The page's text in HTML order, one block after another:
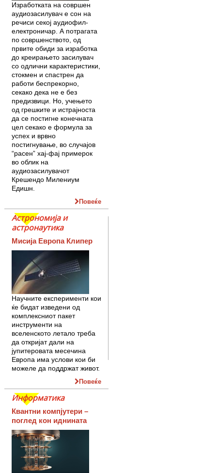
Изработката на совршен
аудиозасилувач е сон на
речиси секој аудиофил-
електроничар. А потрагата
по совршенството, од
првите обиди за изработка
до креирањето засилувач
со одлични карактеристики,
стокмен и спастрен да
работи беспрекорно,
секако дека не е без
предизвици. Но, учењето
од грешките и истрајноста
да се постигне конечната
цел секако е формула за
успех и врвно
постигнување, во случајов
“расен” хај-фај примерок
во облик на
аудиозасилувачот
Крешендо Милениум
Едишн.
Повеќе
Астрономија и
астронаутика
Мисија Европа Клипер
Научните експерименти кои
ќе бидат изведени од
комплексниот пакет
инструменти на
вселенското летало треба
да откријат дали на
јупитеровата месечина
Европа има услови кои би
можеле да поддржат живот.
Повеќе
Информатика
Квантни компјутери –
поглед кон иднината